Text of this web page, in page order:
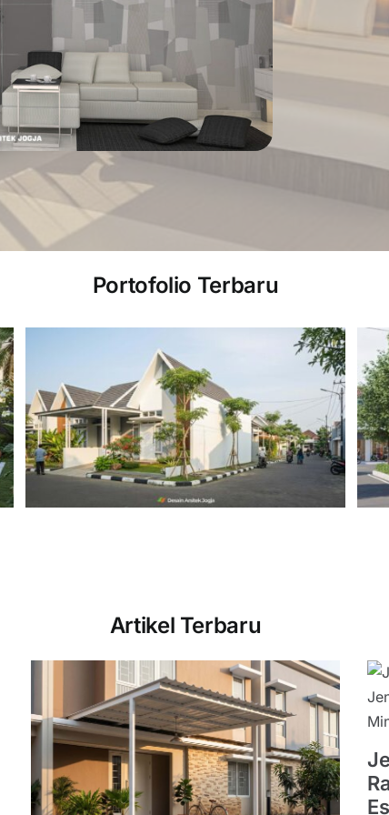
Portofolio Terbaru
Cafe Minimalis InKafe,
Harmoni Estetika Modern
dan Fungsionalitas Urban
Eksterior
Artikel Terbaru